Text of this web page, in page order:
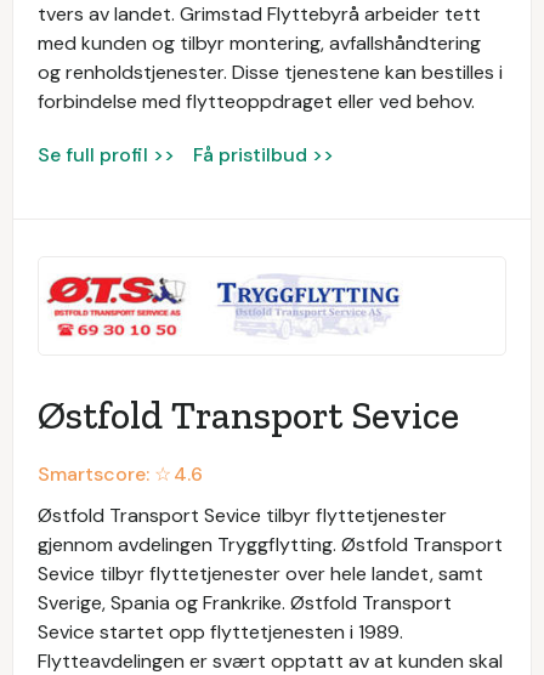
tvers av landet. Grimstad Flyttebyrå arbeider tett
med kunden og tilbyr montering, avfallshåndtering
og renholdstjenester. Disse tjenestene kan bestilles i
forbindelse med flytteoppdraget eller ved behov.
Se full profil >> Få pristilbud >>
Østfold Transport Sevice
Smartscore: ☆4.6
Østfold Transport Sevice tilbyr flyttetjenester
gjennom avdelingen Tryggflytting. Østfold Transport
Sevice tilbyr flyttetjenester over hele landet, samt
Sverige, Spania og Frankrike. Østfold Transport
Sevice startet opp flyttetjenesten i 1989.
Flytteavdelingen er svært opptatt av at kunden skal